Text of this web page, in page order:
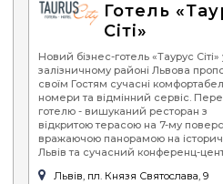
Готель
Сіті»
Новий бізнес-готель «Таурус Сіті»
залізничному районі Львова
своїм Гостям сучасні
номери та відмінний сервіс.
готелю - вишуканий ресторан з
відкритою терасою на 7-му
вражаючою панорамою на
Львів та сучасний конференц-
Львів, пл. Князя Святослава, 9